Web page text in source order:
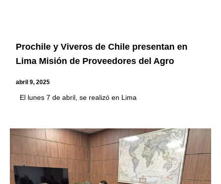
Prochile y Viveros de Chile presentan en
Lima Misión de Proveedores del Agro
abril 9, 2025
El lunes 7 de abril, se realizó en Lima